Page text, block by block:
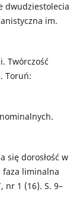
dwudziestolecia
im.
Twórczość
Toruń:
się dorosłość w
faza liminalna
nr 1 (16). S. 9–